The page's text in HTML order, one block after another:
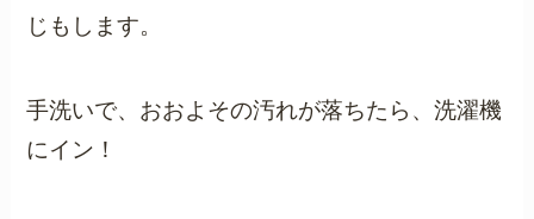
じもします。
手洗いで、おおよその汚れが落ちたら、洗濯機
にイン！